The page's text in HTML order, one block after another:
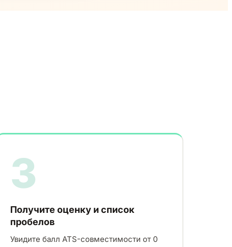
3
Получите оценку и список
пробелов
Увидите балл ATS-совместимости от 0